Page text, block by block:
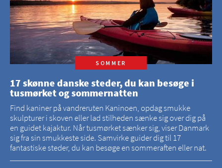
SOMMER
17 skønne danske steder, du kan besøge i
tusmørket og sommernatten
Find kaniner på vandreruten Kaninoen, opdag smukke
skulpturer i skoven eller lad stilheden sænke sig over dig på
en guidet kajaktur. Når tusmørket sænker sig, viser Danmark
sig fra sin smukkeste side. Samvirke guider dig til 17
fantastiske steder, du kan besøge en sommeraften eller nat.